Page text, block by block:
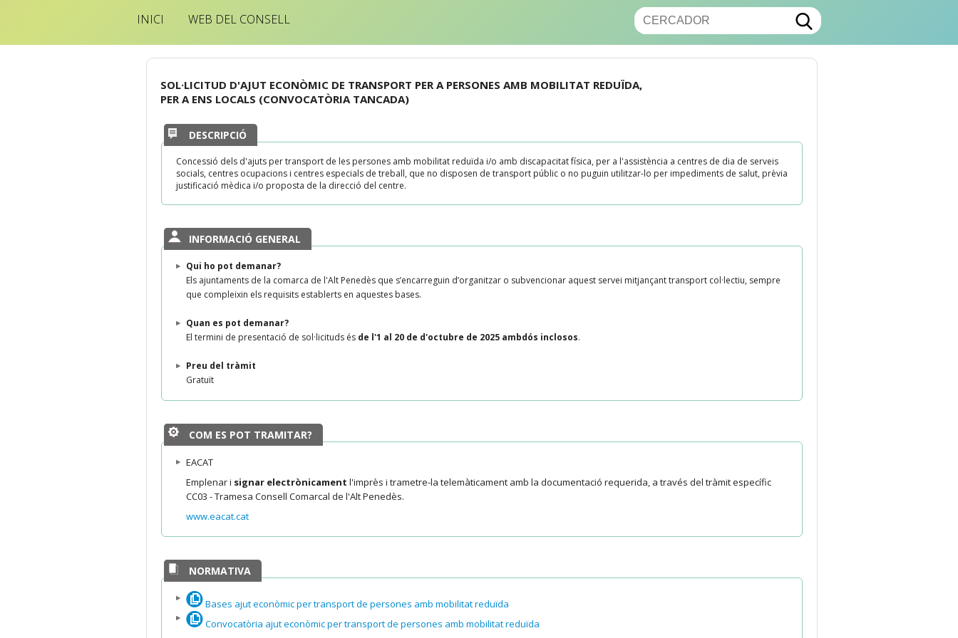
INICI WEB DEL CONSELL
SOL·LICITUD D'AJUT ECONÒMIC DE TRANSPORT PER A PERSONES AMB MOBILITAT REDUÏDA,
PER A ENS LOCALS (CONVOCATÒRIA TANCADA)
DESCRIPCIÓ
Concessió dels d'ajuts per transport de les persones amb mobilitat reduïda i/o amb discapacitat física, per a l'assistència a centres de dia de serveis
socials, centres ocupacions i centres especials de treball, que no disposen de transport públic o no puguin utilitzar-lo per impediments de salut, prèvia
justificació mèdica i/o proposta de la direcció del centre.
INFORMACIÓ GENERAL
Qui ho pot demanar?
Els ajuntaments de la comarca de l'Alt Penedès que s’encarreguin d’organitzar o subvencionar aquest servei mitjançant transport col·lectiu, sempre
que compleixin els requisits establerts en aquestes bases.
Quan es pot demanar?
El termini de presentació de sol·licituds és de l'1 al 20 de d'octubre de 2025 ambdós inclosos.
Preu del tràmit
Gratuït
COM ES POT TRAMITAR?
EACAT
Emplenar i signar electrònicament l'imprès i trametre-la telemàticament amb la documentació requerida, a través del tràmit específic
CC03 - Tramesa Consell Comarcal de l'Alt Penedès.
www.eacat.cat
NORMATIVA
Bases ajut econòmic per transport de persones amb mobilitat reduïda
Convocatòria ajut econòmic per transport de persones amb mobilitat reduïda